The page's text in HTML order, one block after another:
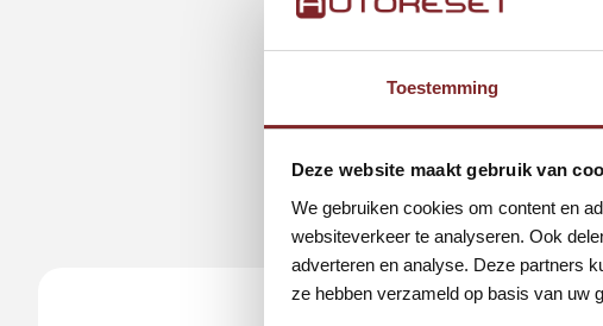
Toestemming
Deze website maakt gebruik van
We gebruiken cookies om content en
websiteverkeer te analyseren. Ook
adverteren en analyse. Deze partners
ze hebben verzameld op basis van uw